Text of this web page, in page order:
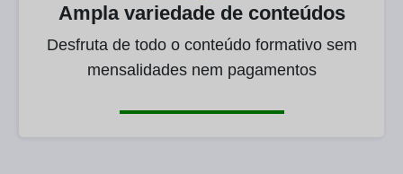
Ampla variedade de conteúdos
Desfruta de todo o conteúdo formativo sem
mensalidades nem pagamentos